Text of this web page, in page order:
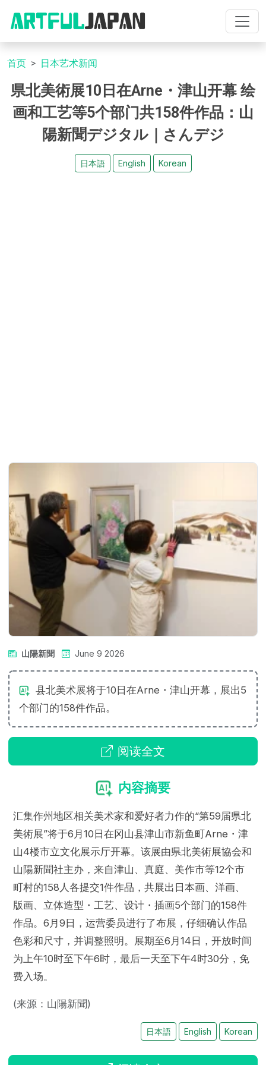
首页 日本艺术新闻
県北美術展10日在Arne・津山开幕 绘
画和工艺等5个部门共158件作品：山
陽新聞デジタル｜さんデジ
日本語 English Korean
山陽新聞 June 9 2026
县北美术展将于10日在Arne・津山开幕，展出5
个部门的158件作品。
阅读全文
内容摘要
汇集作州地区相关美术家和爱好者力作的“第59届県北
美術展”将于6月10日在冈山县津山市新鱼町Arne・津
山4楼市立文化展示厅开幕。该展由県北美術展協会和
山陽新聞社主办，来自津山、真庭、美作市等12个市
町村的158人各提交1件作品，共展出日本画、洋画、
版画、立体造型・工艺、设计・插画5个部门的158件
作品。6月9日，运营委员进行了布展，仔细确认作品
色彩和尺寸，并调整照明。展期至6月14日，开放时间
为上午10时至下午6时，最后一天至下午4时30分，免
费入场。
(来源：山陽新聞)
日本語 English Korean